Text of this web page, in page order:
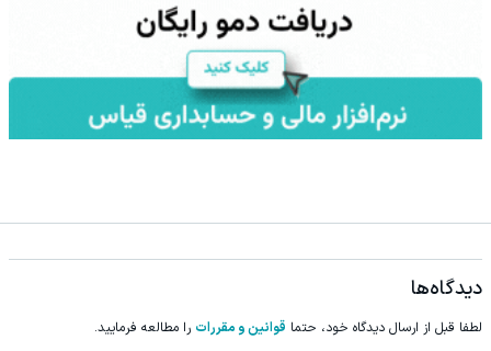
دیدگاه‌ها
لطفا قبل از ارسال دیدگاه خود، حتما قوانین و مقررات را مطالعه فرمایید.